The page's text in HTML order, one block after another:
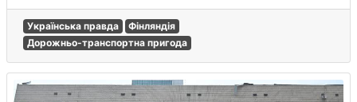
Українська правда
Фінляндія
Дорожньо-транспортна пригода